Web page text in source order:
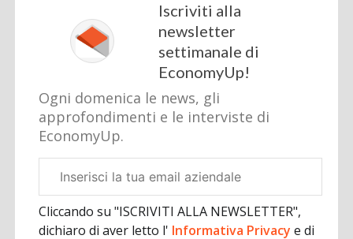
Iscriviti alla
newsletter
settimanale di
EconomyUp!
Ogni domenica le news, gli
approfondimenti e le interviste di
EconomyUp.
aziendale
Cliccando su "ISCRIVITI ALLA NEWSLETTER",
dichiaro di aver letto l' Informativa Privacye di